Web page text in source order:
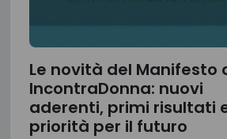
Le novità del Manifesto
IncontraDonna: nuovi
aderenti, primi risultati
priorità per il futuro